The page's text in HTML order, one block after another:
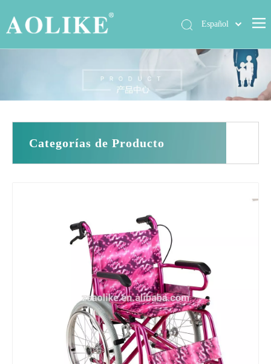
Exposición
Español
简体中文
English
Categorías de Producto